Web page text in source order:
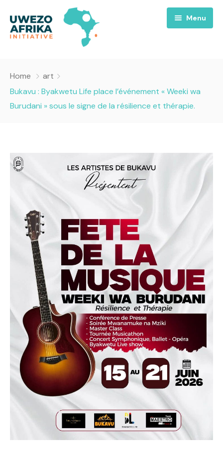
Menu
Nous
A propos
Projets
Culture
Success Story
Santé
Politique
Technologies
Entreprenariat
Magazines
Emissions
Contact
Opportunités
Home
art
Bukavu : Byakwetu Life place l’événement « Weeki wa
Burudani » sous le signe de la résilience et thérapie.